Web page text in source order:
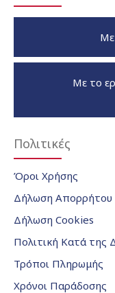
Με το
Πολιτικές
Όροι Χρήσης
Δήλωση Απορρήτου
Δήλωση Cookies
Πολιτική Κατά της
Τρόποι Πληρωμής
Χρόνοι Παράδοσης